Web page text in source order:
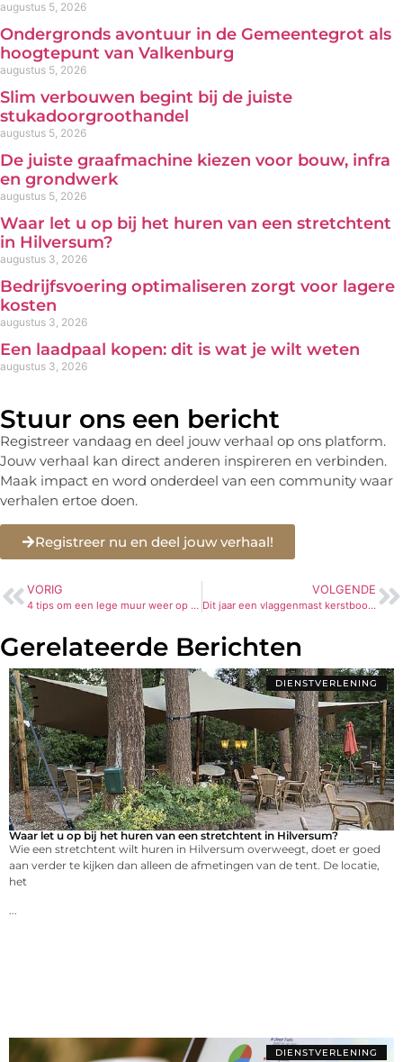
augustus 5, 2026
Ondergronds avontuur in de Gemeentegrot als
hoogtepunt van Valkenburg
augustus 5, 2026
Slim verbouwen begint bij de juiste
stukadoorgroothandel
augustus 5, 2026
De juiste graafmachine kiezen voor bouw, infra
en grondwerk
augustus 5, 2026
Waar let u op bij het huren van een stretchtent
in Hilversum?
augustus 3, 2026
Bedrijfsvoering optimaliseren zorgt voor lagere
kosten
augustus 3, 2026
Een laadpaal kopen: dit is wat je wilt weten
augustus 3, 2026
Stuur ons een bericht
Registreer vandaag en deel jouw verhaal op ons platform.
Jouw verhaal kan direct anderen inspireren en verbinden.
Maak impact en word onderdeel van een community waar
verhalen ertoe doen.
Registreer nu en deel jouw verhaal!
VORIG
4 tips om een lege muur weer op te vrolijken
VOLGENDE
Dit jaar een vlaggenmast kerstboom?
Gerelateerde Berichten
DIENSTVERLENING
Waar let u op bij het huren van een stretchtent in Hilversum?
Wie een stretchtent wilt huren in Hilversum overweegt, doet er goed
aan verder te kijken dan alleen de afmetingen van de tent. De locatie,
het
...
DIENSTVERLENING